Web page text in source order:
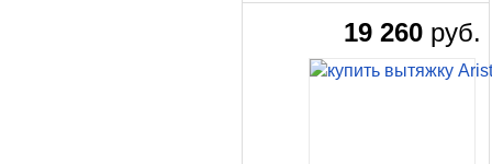
19 260 руб.